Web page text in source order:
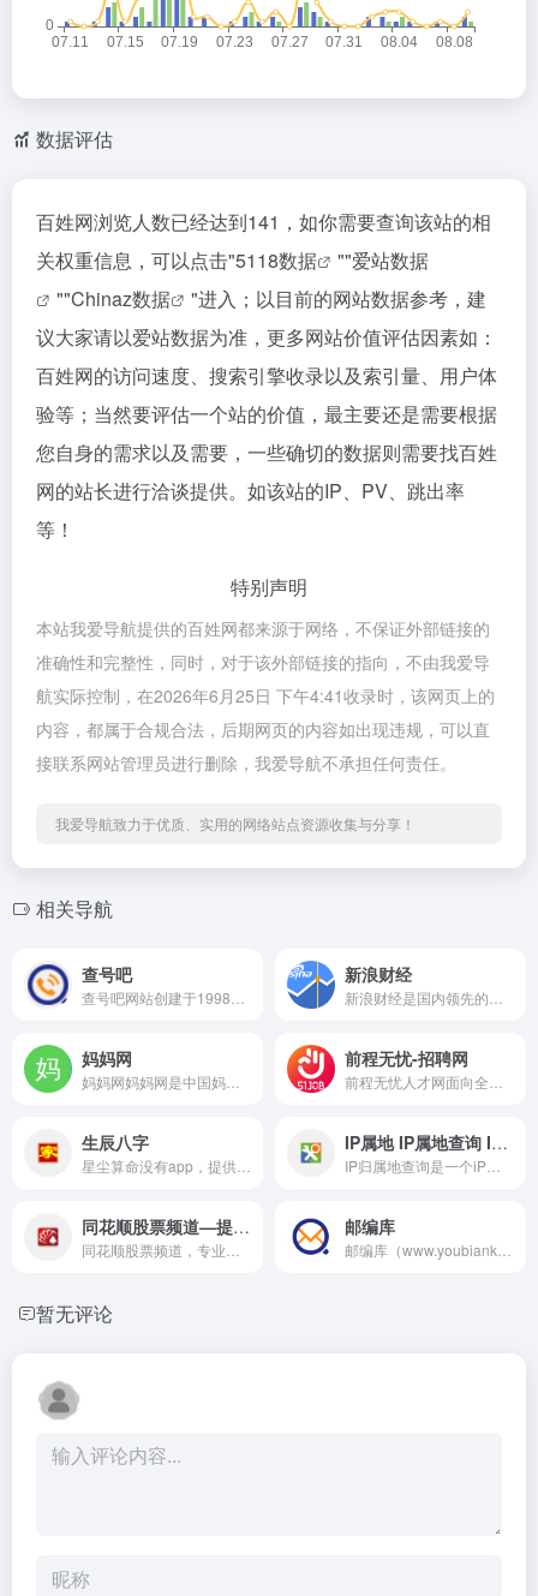
数据评估
百姓网浏览人数已经达到141，如你需要查询该站的相
关权重信息，可以点击"5118数据 ""爱站数据
""Chinaz数据
"进入；以目前的网站数据参考，建
议大家请以爱站数据为准，更多网站价值评估因素如：
百姓网的访问速度、搜索引擎收录以及索引量、用户体
验等；当然要评估一个站的价值，最主要还是需要根据
您自身的需求以及需要，一些确切的数据则需要找百姓
网的站长进行洽谈提供。如该站的IP、PV、跳出率
等！
特别声明
本站我爱导航提供的百姓网都来源于网络，不保证外部链接的
准确性和完整性，同时，对于该外部链接的指向，不由我爱导
航实际控制，在2026年6月25日 下午4:41收录时，该网页上的
内容，都属于合规合法，后期网页的内容如出现违规，可以直
接联系网站管理员进行删除，我爱导航不承担任何责任。
我爱导航致力于优质、实用的网络站点资源收集与分享！
相关导航
查号吧 新浪财经
妈妈网 前程无忧-招聘网
生辰八字 IP属地 IP属地查询 IP归属地查询 IP地址归属地查询
同花顺股票频道—提供最新的A股上市公司新闻 邮编库
暂无评论